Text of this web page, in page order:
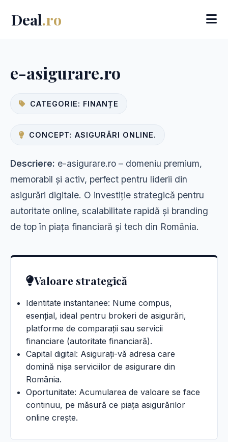
Deal.ro
e-asigurare.ro
CATEGORIE: FINANȚE
CONCEPT: ASIGURĂRI ONLINE.
Descriere: e-asigurare.ro – domeniu premium,
memorabil și activ, perfect pentru liderii din
asigurări digitale. O investiție strategică pentru
autoritate online, scalabilitate rapidă și branding
de top în piața financiară și tech din România.
Valoare strategică
Identitate instantanee: Nume compus,
esențial, ideal pentru brokeri de asigurări,
platforme de comparații sau servicii
financiare (autoritate financiară).
Capital digital: Asigurați-vă adresa care
domină nișa serviciilor de asigurare din
România.
Oportunitate: Acumularea de valoare se face
continuu, pe măsură ce piața asigurărilor
online crește.